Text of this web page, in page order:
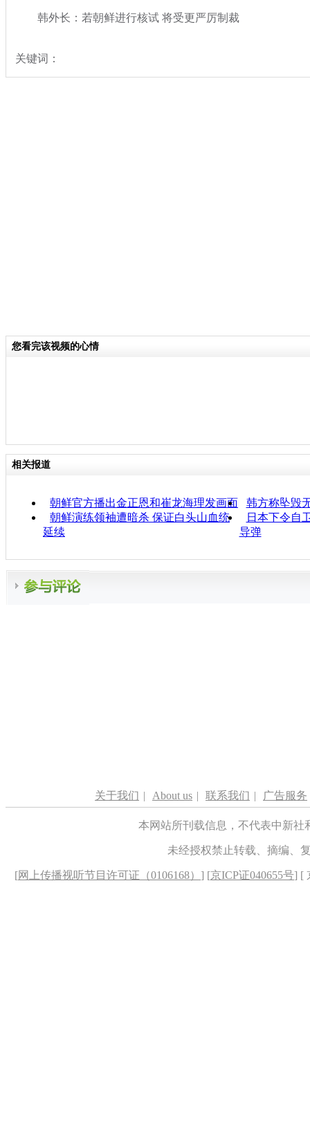
韩外长：若朝鲜进行核试 将受更严厉制裁
关键词：
您看完该视频的心情
相关报道
朝鲜官方播出金正恩和崔龙海理发画面
韩方称坠毁
朝鲜演练领袖遭暗杀 保证白头山血统
延续
日本下令自
导弹
关于我们 | About us | 联系我们 | 广告服务
本网站所刊载信息，不代表中新
未经授权禁止转载、摘编、
[网上传播视听节目许可证（0106168） ] [京ICP证040655号] [